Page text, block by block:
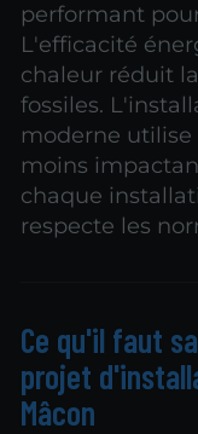
performant
L'efficacité
chaleur réduit
fossiles.
moderne
moins
chaque
respecte les
Ce qu'il faut
projet
Mâcon